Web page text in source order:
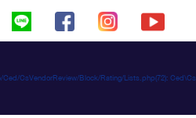
Block/Rating/Lists.php(72):